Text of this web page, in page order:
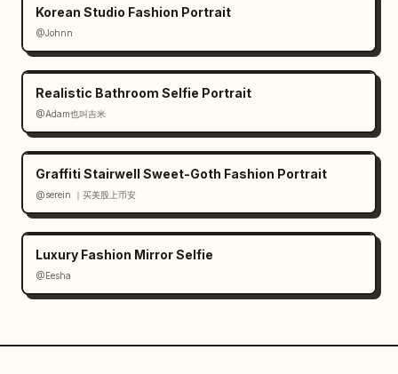
Korean Studio Fashion Portrait
@Johnn
Realistic Bathroom Selfie Portrait
@Adam也叫吉米
Graffiti Stairwell Sweet-Goth Fashion Portrait
@serein ｜买美股上币安
Luxury Fashion Mirror Selfie
@Eesha